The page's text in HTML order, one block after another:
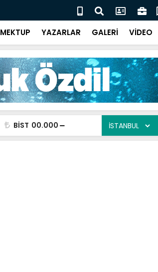
Amaliya - Cevab-ı Hak / Erdinç
MEKTUP YAZARLAR GALERİ VİDEO
BİST 00.000